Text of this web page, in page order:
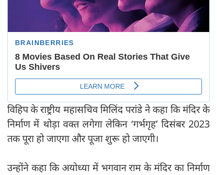
विहिप के राष्ट्रीय महासचिव मिलिंद परांडे ने कहा कि मंदिर के
निर्माण में थोड़ा वक्त लगेगा लेकिन ‘गर्भगृह’ दिसंबर 2023
तक पूरा हो जाएगा और पूजा शुरू हो जाएगी।
उन्होंने कहा कि अयोध्या में भगवान राम के मंदिर का निर्माण